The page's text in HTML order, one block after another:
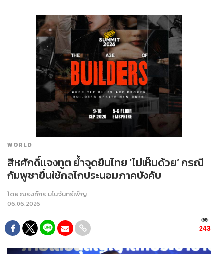
WORLD
สีหศักดิ์แจงทูต ย้ำจุดยืนไทย ‘ไม่เห็นด้วย’ กรณี
กัมพูชายื่นใช้กลไกประนอมภาคบังคับ
โดยณรงค์กร มโนจันทร์เพ็ญ
06.06.2026
243